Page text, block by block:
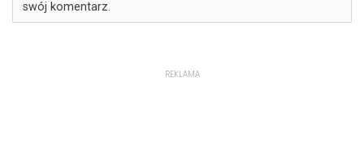
swój komentarz.
REKLAMA